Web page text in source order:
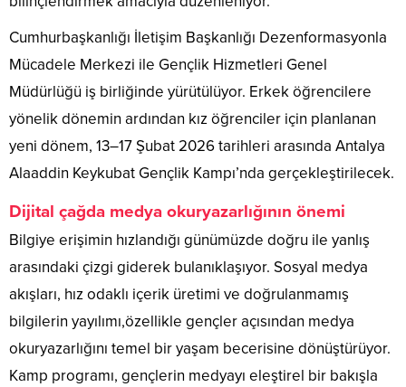
Cumhurbaşkanlığı İletişim Başkanlığı Dezenformasyonla
Mücadele Merkezi ile Gençlik Hizmetleri Genel
Müdürlüğü iş birliğinde yürütülüyor. Erkek öğrencilere
yönelik dönemin ardından kız öğrenciler için planlanan
yeni dönem, 13–17 Şubat 2026 tarihleri arasında Antalya
Alaaddin Keykubat Gençlik Kampı’nda gerçekleştirilecek.
Dijital çağda medya okuryazarlığının önemi
Bilgiye erişimin hızlandığı günümüzde doğru ile yanlış
arasındaki çizgi giderek bulanıklaşıyor. Sosyal medya
akışları, hız odaklı içerik üretimi ve doğrulanmamış
bilgilerin yayılımı,özellikle gençler açısından medya
okuryazarlığını temel bir yaşam becerisine dönüştürüyor.
Kamp programı, gençlerin medyayı eleştirel bir bakışla